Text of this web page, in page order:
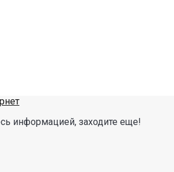
информацией, заходите еще!